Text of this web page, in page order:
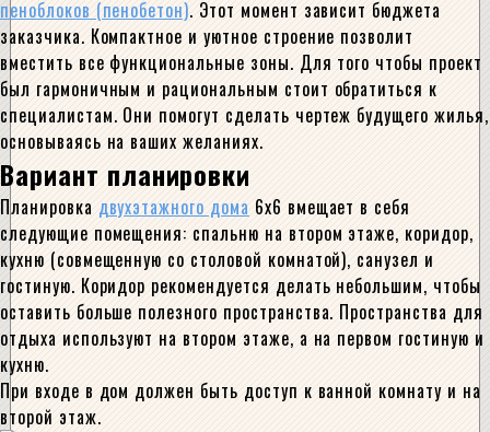
пеноблоков (пенобетон). Этот момент зависит бюджета
заказчика. Компактное и уютное строение позволит
вместить все функциональные зоны. Для того чтобы проект
был гармоничным и рациональным стоит обратиться к
специалистам. Они помогут сделать чертеж будущего жилья,
основываясь на ваших желаниях.
Вариант планировки
Планировка двухэтажного дома 6х6 вмещает в себя
следующие помещения: спальню на втором этаже, коридор,
кухню (совмещенную со столовой комнатой), санузел и
гостиную. Коридор рекомендуется делать небольшим, чтобы
оставить больше полезного пространства. Пространства для
отдыха используют на втором этаже, а на первом гостиную и
кухню.
При входе в дом должен быть доступ к ванной комнату и на
второй этаж.